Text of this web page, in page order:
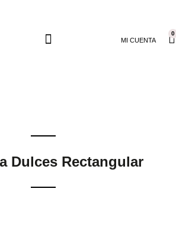
MI CUENTA
0
Dulces Rectangular